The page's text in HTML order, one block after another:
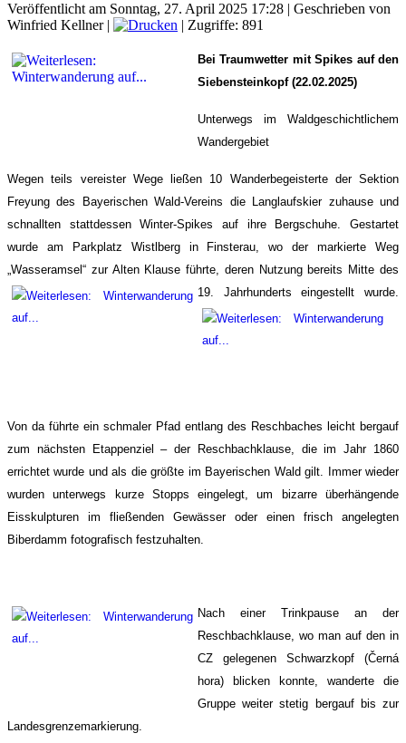
Veröffentlicht am Sonntag, 27. April 2025 17:28 | Geschrieben von
Winfried Kellner| | Zugriffe: 891
Bei Traumwetter mit Spikes auf den
Siebensteinkopf (22.02.2025)
Unterwegs im Waldgeschichtlichem
Wandergebiet
Wegen teils vereister Wege ließen 10 Wanderbegeisterte der Sektion
Freyung des Bayerischen Wald-Vereins die Langlaufskier zuhause und
schnallten stattdessen Winter-Spikes auf ihre Bergschuhe. Gestartet
wurde am Parkplatz Wistlberg in Finsterau, wo der markierte Weg
„Wasseramsel“ zur Alten Klause führte, deren Nutzung bereits Mitte des
19. Jahrhunderts eingestellt wurde.
Von da führte ein schmaler Pfad entlang des Reschbaches leicht bergauf
zum nächsten Etappenziel – der Reschbachklause, die im Jahr 1860
errichtet wurde und als die größte im Bayerischen Wald gilt.
Immer wieder
wurden unterwegs kurze Stopps eingelegt, um bizarre überhängende
Eisskulpturen im fließenden Gewässer oder einen frisch angelegten
Biberdamm fotografisch festzuhalten.
Nach einer Trinkpause an der
Reschbachklause, wo man auf den in
CZ gelegenen Schwarzkopf (Černá
hora) blicken konnte, wanderte die
Gruppe weiter stetig bergauf bis zur
Landesgrenzemarkierung.